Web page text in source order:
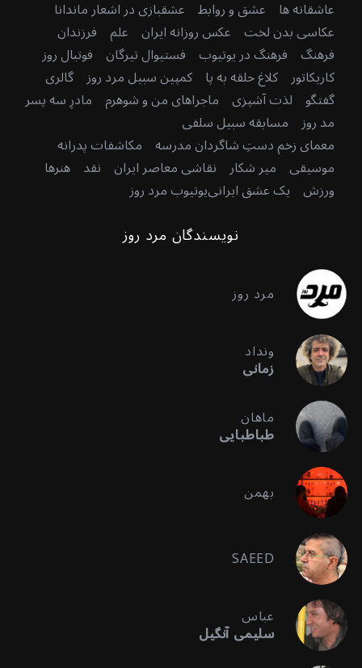
عاشقانه ها عشق و روابط عشقبازی در اشعار ماندانا
عکاسی بدن لخت عکس روزانه ایران علم فرزندان
فرهنگ فرهنگ در یوتیوب فستیوال تیرگان فوتبال روز
کاریکاتور کلاغ حلقه به پا کمپین سبیل مرد روز گالری
گفتگو لذت آشپزی ماجراهای من و شوهرم مادرِ سه پسر
مد روز مسابقه سبیل سلفی
معمای زخم دستِ شاگردان مدرسه مکاشفات پدرانه
موسیقی میر شکار نقاشی معاصر ایران نقد هنرها
ورزش یک عشق ایرانییوتیوب مرد روز
نویسندگان مرد روز
مرد روز
ونداد
زمانی
ماهان
طباطبایی
بهمن
SAEED
عباس
سلیمی آنگیل